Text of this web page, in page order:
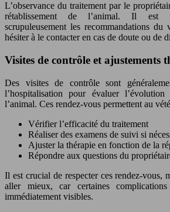
L’observance du traitement par le
rétablissement de l’animal. Il est
scrupuleusement les recommandations du
hésiter à le contacter en cas de doute ou de
Visites de contrôle et ajustements
Des visites de contrôle sont
l’hospitalisation pour évaluer
l’animal. Ces rendez-vous permettent au
Vérifier l’efficacité du traitement
Réaliser des examens de suivi si
Ajuster la thérapie en fonction de la
Répondre aux questions du
Il est crucial de respecter ces rendez-vous,
aller mieux, car certaines
immédiatement visibles.